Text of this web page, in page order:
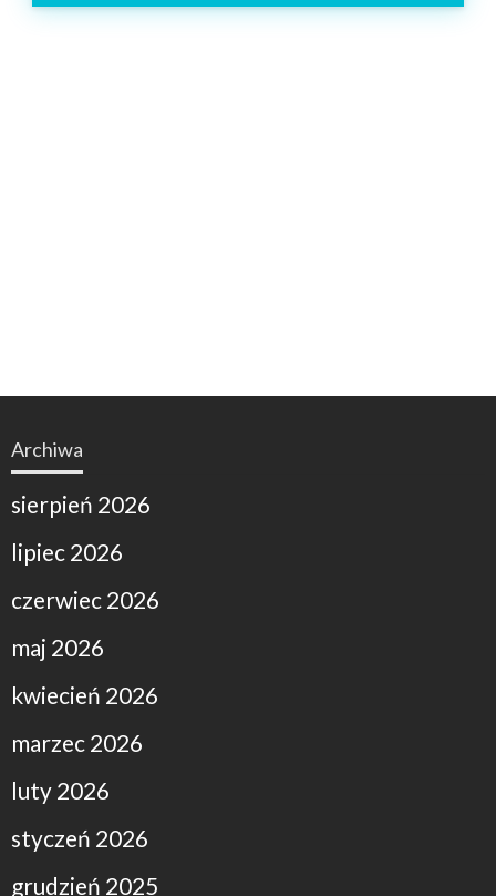
Archiwa
sierpień 2026
lipiec 2026
czerwiec 2026
maj 2026
kwiecień 2026
marzec 2026
luty 2026
styczeń 2026
grudzień 2025